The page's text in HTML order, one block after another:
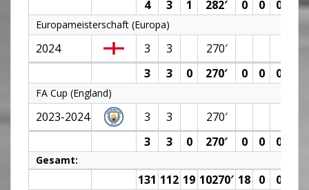
4
3 1 282′ 0 0 0 0
Europameisterschaft (Europa)
2024 3 3
270′
3
3 0 270′ 0 0 0
FA Cup (England)
2023-2024 3 3
270′
3
3 0 270′ 0 0 0
Gesamt:
131 112 19 10270′ 18 0 0